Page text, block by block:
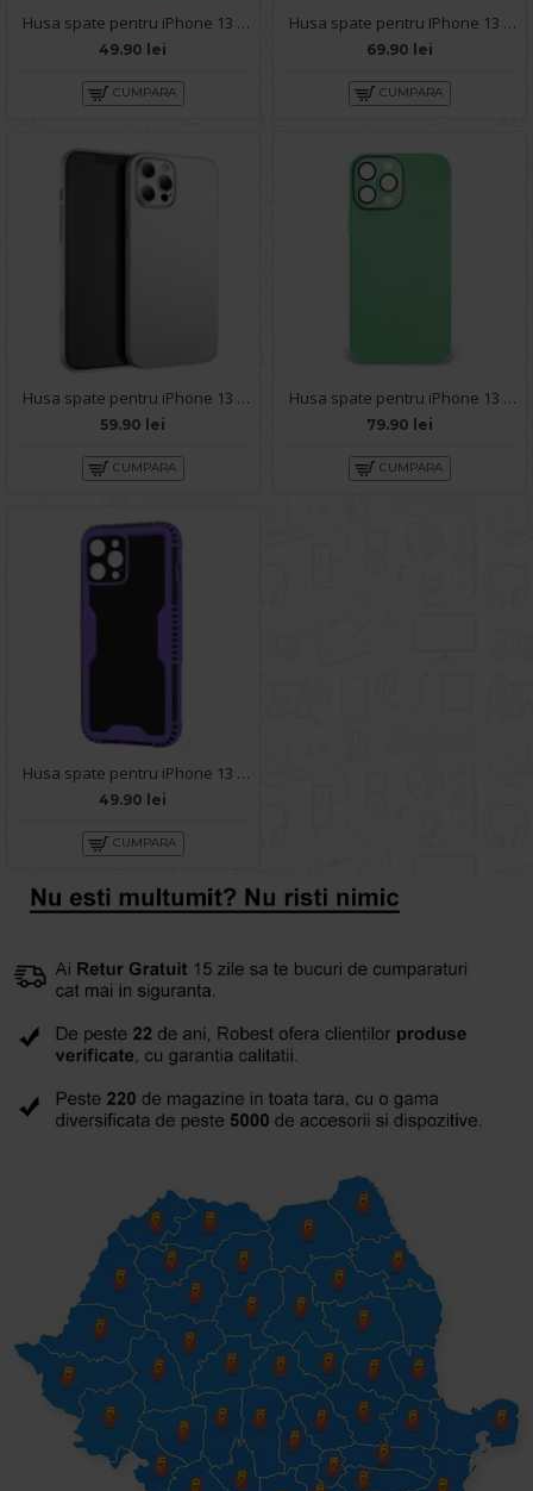
Husa spate pentru iPhone 13 Pro Max - Zip Case Verde
49.90 lei
CUMPARA
Husa spate pentru IPhone 13 Pro Max- KiLi case Verde
69.90 lei
CUMPARA
Husa spate pentru iPhone 13 Pro Max - HOCO Thin Series
59.90 lei
CUMPARA
Husa spate pentru iPhone 13 Pro Max - Lito Case Turcoaz
79.90 lei
CUMPARA
Husa spate pentru iPhone 13 Pro Max - Zip Case Mov
49.90 lei
CUMPARA